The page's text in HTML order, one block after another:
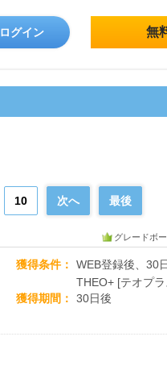
ログイン 無
10 次へ 最後
グレードボ
獲得条件
WEB登録後、30
THEO+ [テオプ
証券口座開設
獲得期間 30日後